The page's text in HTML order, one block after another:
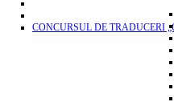
CONCURSUL DE TRADUCERI